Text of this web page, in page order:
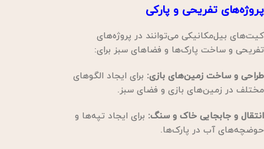
پروژه‌های تفریحی و پارکی
کیت‌های بیل‌مکانیکی می‌توانند در پروژه‌های
تفریحی و ساخت پارک‌ها و فضاهای سبز برای:
طراحی و ساخت زمین‌های بازی: برای ایجاد الگوهای
مختلف در زمین‌های بازی و فضای سبز.
انتقال و جابجایی خاک و سنگ: برای ایجاد تپه‌ها و
حوضچه‌های آب در پارک‌ها.